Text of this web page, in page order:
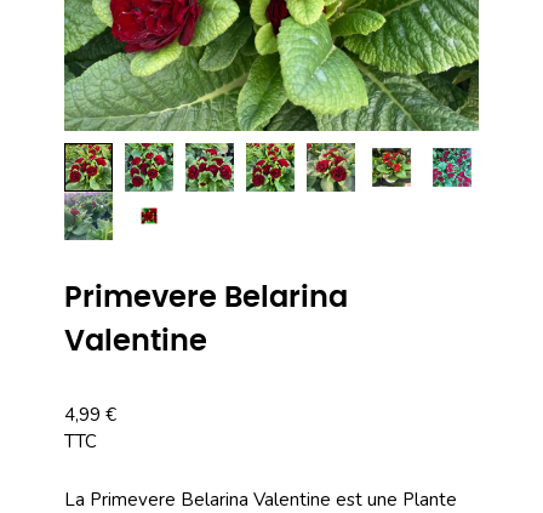
Primevere Belarina
Valentine
4,99 €
TTC
La Primevere Belarina Valentine est une Plante